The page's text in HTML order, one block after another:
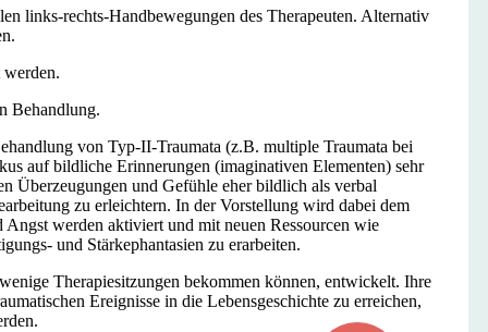
links-rechts-Handbewegungen des Therapeuten. Alternativ
Behandlung.
von Typ-II-Traumata (z.B. multiple Traumata bei
auf bildliche Erinnerungen (imaginativen Elementen) sehr
Überzeugungen und Gefühle eher bildlich als verbal
zu erleichtern. In der Vorstellung wird dabei dem
werden aktiviert und mit neuen Ressourcen wie
und Stärkephantasien zu erarbeiten.
Therapiesitzungen bekommen können, entwickelt. Ihre
Ereignisse in die Lebensgeschichte zu erreichen,